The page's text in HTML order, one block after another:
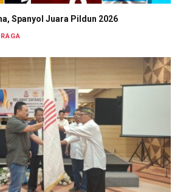
Spanyol Juara Pildun 2026